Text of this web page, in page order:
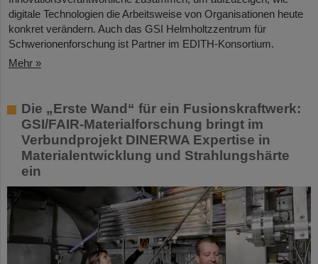
digitale Technologien die Arbeitsweise von Organisationen heute
konkret verändern. Auch das GSI Helmholtzzentrum für
Schwerionenforschung ist Partner im EDITH-Konsortium.
Mehr »
Die „Erste Wand“ für ein Fusionskraftwerk:
GSI/FAIR-Materialforschung bringt im
Verbundprojekt DINERWA Expertise in
Materialentwicklung und Strahlungshärte
ein